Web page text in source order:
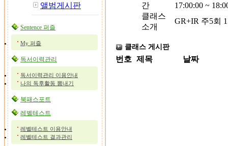
앨범게시판
Sentence 퍼즐
My 퍼즐
독서이력관리
독서이력관리 이용안내
나의 독후활동 뽐내기
북패스포트
레벨테스트
레벨테스트 이용안내
레벨테스트 결과관리
간
17:00:00 ~
클래스
소개
GR+IR 주5회
클래스 게시판
번호 제목 날짜